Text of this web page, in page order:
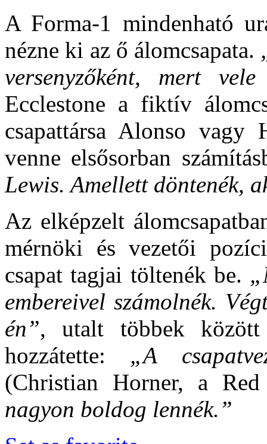
A Forma-1 mindenható
nézne ki az ő álomcsapata.
versenyzőként, mert
Ecclestone a fiktív
csapattársa Alonso
venne elsősorban
Lewis. Amellett döntenék,
Az elképzelt
mérnöki és vezetői
csapat tagjai töltenék be.
embereivel számolnék.
én”, utalt többek között
hozzátette: „A
(Christian Horner, a
nagyon boldog lennék.”